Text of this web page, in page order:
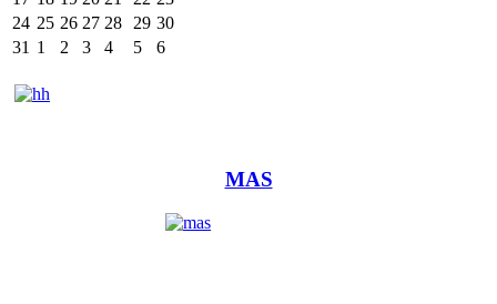
24 25 26 27 28 29 30
31 1 2 3 4 5 6
MAS